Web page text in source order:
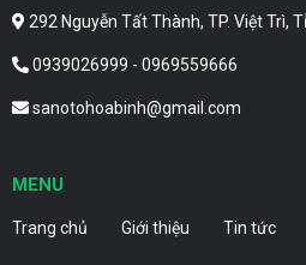
292 Nguyễn Tất Thành, TP. Việt Trì,
0939026999 - 0969559666
sanotohoabinh@gmail.com
MENU
Trang chủ Giới thiệu Tin tức